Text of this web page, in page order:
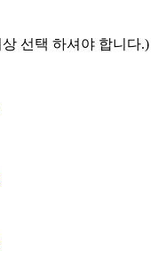
선택 하셔야 합니다.)